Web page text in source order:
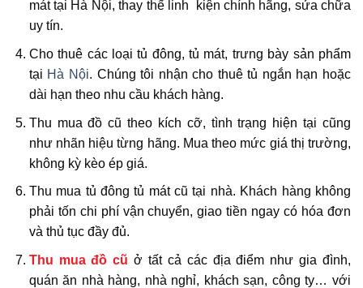
mát tại Hà Nội, thay thế linh kiện chính hãng, sửa chữa
uy tín.
Cho thuê các loại tủ đông, tủ mát, trưng bày sản phẩm
tại Hà Nội. Chúng tôi nhận cho thuê tủ ngắn hạn hoặc
dài hạn theo nhu cầu khách hàng.
Thu mua đồ cũ theo kích cỡ, tình trạng hiện tại cũng
như nhãn hiệu từng hãng. Mua theo mức giá thị trường,
không kỳ kèo ép giá.
Thu mua tủ đông tủ mát cũ tại nhà. Khách hàng không
phải tốn chi phí vận chuyển, giao tiền ngay có hóa đơn
và thủ tục đầy đủ.
Thu mua đồ cũ ở tất cả các địa điểm như gia đình,
quán ăn nhà hàng, nhà nghỉ, khách sạn, công ty… với